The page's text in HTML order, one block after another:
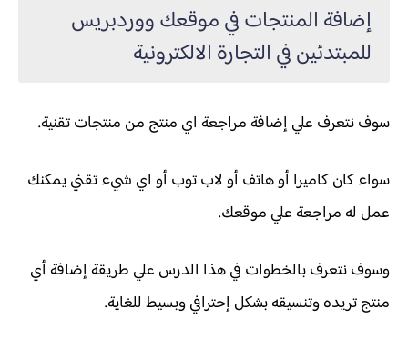
إضافة المنتجات في موقعك ووردبريس
للمبتدئين في التجارة الالكترونية
سوف نتعرف علي إضافة مراجعة اي منتج من منتجات تقنية.
سواء كان كاميرا أو هاتف أو لاب توب أو اي شيء تقني يمكنك
عمل له مراجعة علي موقعك.
وسوف نتعرف بالخطوات في هذا الدرس علي طريقة إضافة أي
منتج تريده وتنسيقه بشكل إحترافي وبسيط للغاية.